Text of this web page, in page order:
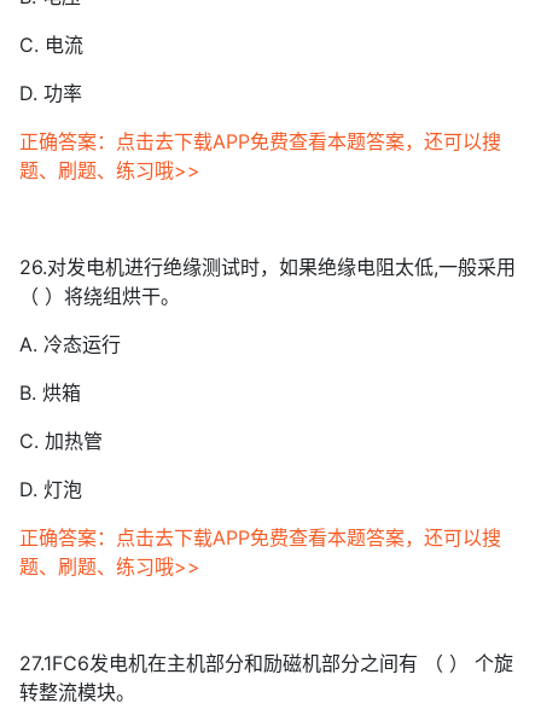
C. 电流
D. 功率
正确答案：点击去下载APP免费查看本题答案，还可以搜
题、刷题、练习哦>>
26.对发电机进行绝缘测试时，如果绝缘电阻太低,一般采用
（ ）将绕组烘干。
A. 冷态运行
B. 烘箱
C. 加热管
D. 灯泡
正确答案：点击去下载APP免费查看本题答案，还可以搜
题、刷题、练习哦>>
27.1FC6发电机在主机部分和励磁机部分之间有 （ ） 个旋
转整流模块。